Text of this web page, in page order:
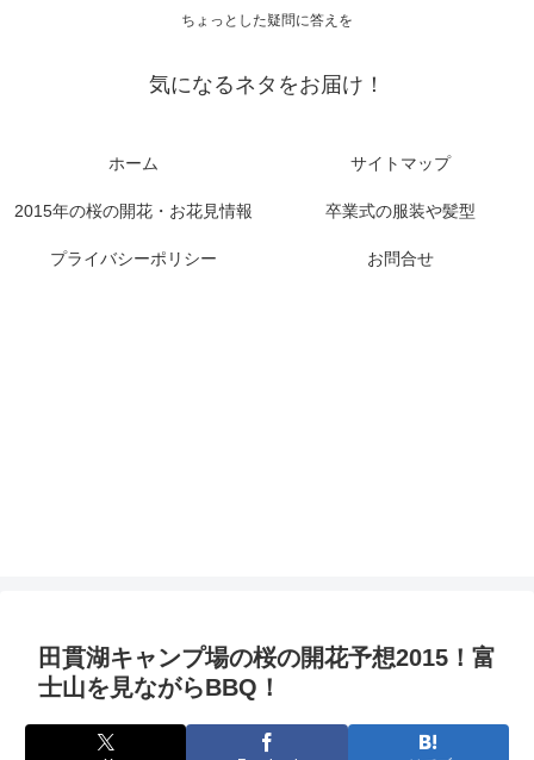
ちょっとした疑問に答えを
気になるネタをお届け！
ホーム サイトマップ
2015年の桜の開花・お花見情報 卒業式の服装や髪型
プライバシーポリシー お問合せ
田貫湖キャンプ場の桜の開花予想2015！富
士山を見ながらBBQ！